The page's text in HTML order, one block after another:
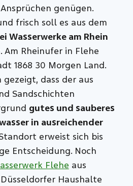
genügen.
frisch soll es aus dem
Wasserwerke am Rhein
. Am Rheinufer in Flehe
1868 30 Morgen Land.
dass der aus
Sandschichten
gutes und sauberes
in ausreichender
erweist sich bis
Entscheidung. Noch
Flehe aus
Haushalte